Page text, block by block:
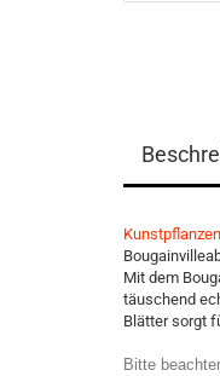
Mit dem
täuschend
Blätter sorgt
Bitte